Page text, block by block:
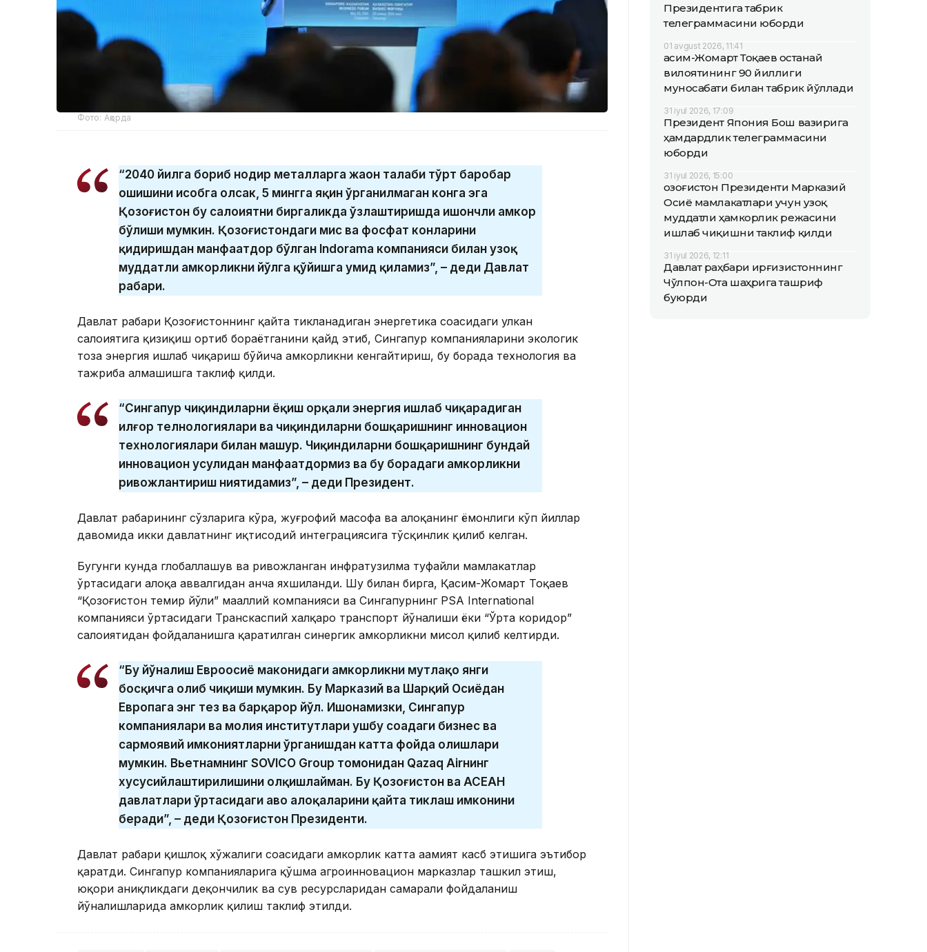
Фото: Ақорда
“2040 йилга бориб нодир металларга жаҳон талаби тўрт баробар
ошишини ҳисобга олсак, 5 мингга яқин ўрганилмаган конга эга
Қозоғистон бу салоҳиятни биргаликда ўзлаштиришда ишончли ҳамкор
бўлиши мумкин. Қозоғистондаги мис ва фосфат конларини
қидиришдан манфаатдор бўлган Indorama компанияси билан узоқ
муддатли ҳамкорликни йўлга қўйишга умид қиламиз”, – деди Давлат
раҳбари.
Давлат раҳбари Қозоғистоннинг қайта тикланадиган энергетика соҳасидаги улкан
салоҳиятига қизиқиш ортиб бораётганини қайд этиб, Сингапур компанияларини экологик
тоза энергия ишлаб чиқариш бўйича ҳамкорликни кенгайтириш, бу борада технология ва
тажриба алмашишга таклиф қилди.
“Сингапур чиқиндиларни ёқиш орқали энергия ишлаб чиқарадиган
илғор телнологиялари ва чиқиндиларни бошқаришнинг инновацион
технологиялари билан машҳур. Чиқиндиларни бошқаришнинг бундай
инновацион усулидан манфаатдормиз ва бу борадаги ҳамкорликни
ривожлантириш ниятидамиз”, – деди Президент.
Давлат раҳбарининг сўзларига кўра, жуғрофий масофа ва алоқанинг ёмонлиги кўп йиллар
давомида икки давлатнинг иқтисодий интеграциясига тўсқинлик қилиб келган.
Бугунги кунда глобаллашув ва ривожланган инфратузилма туфайли мамлакатлар
ўртасидаги алоқа аввалгидан анча яхшиланди. Шу билан бирга, Қасим-Жомарт Тоқаев
“Қозоғистон темир йўли” маҳаллий компанияси ва Сингапурнинг PSA International
компанияси ўртасидаги Транскаспий халқаро транспорт йўналиши ёки “Ўрта коридор”
салоҳиятидан фойдаланишга қаратилган синергик ҳамкорликни мисол қилиб келтирди.
“Бу йўналиш Евроосиё маконидаги ҳамкорликни мутлақо янги
босқичга олиб чиқиши мумкин. Бу Марказий ва Шарқий Осиёдан
Европага энг тез ва барқарор йўл. Ишонамизки, Сингапур
компаниялари ва молия институтлари ушбу соҳадаги бизнес ва
сармоявий имкониятларни ўрганишдан катта фойда олишлари
мумкин. Вьетнамнинг SOVICO Group томонидан Qazaq Airнинг
хусусийлаштирилишини олқишлайман. Бу Қозоғистон ва АСЕАН
давлатлари ўртасидаги ҳаво алоқаларини қайта тиклаш имконини
беради”, – деди Қозоғистон Президенти.
Давлат раҳбари қишлоқ хўжалиги соҳасидаги ҳамкорлик катта аҳамият касб этишига эътибор
қаратди. Сингапур компанияларига қўшма агроинновацион марказлар ташкил этиш,
юқори аниқликдаги деҳқончилик ва сув ресурсларидан самарали фойдаланиш
йўналишларида ҳамкорлик қилиш таклиф этилди.
Президентига табрик
телеграммасини юборди
01 avgust 2026, 11:41
Қасим-Жомарт Тоқаев Қостанай
вилоятининг 90 йиллиги
муносабати билан табрик йўллади
31 iyul 2026, 17:09
Президент Япония Бош вазирига
ҳамдардлик телеграммасини
юборди
31 iyul 2026, 15:00
Қозоғистон Президенти Марказий
Осиё мамлакатлари учун узоқ
муддатли ҳамкорлик режасини
ишлаб чиқишни таклиф қилди
31 iyul 2026, 12:11
Давлат раҳбари Қирғизистоннинг
Чўлпон-Ота шаҳрига ташриф
буюрди